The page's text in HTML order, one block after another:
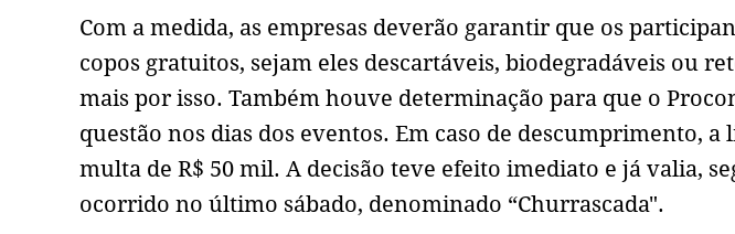
Com a medida, as empresas deverão garantir que os
copos gratuitos, sejam eles descartáveis, biodegradáveis ou
mais por isso. Também houve determinação para que o
questão nos dias dos eventos. Em caso de descumprimento,
multa de R$ 50 mil. A decisão teve efeito imediato e já valia,
ocorrido no último sábado, denominado “Churrascada".